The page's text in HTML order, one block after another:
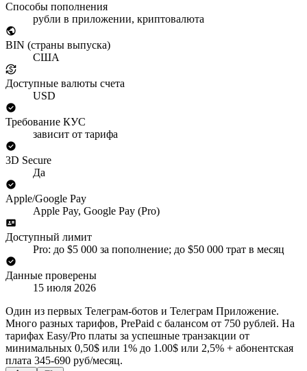
Способы пополнения
рубли в приложении, криптовалюта
BIN (страны выпуска)
США
Доступные валюты счета
USD
Требование КУС
зависит от тарифа
3D Secure
Да
Apple/Google Pay
Apple Pay, Google Pay (Pro)
Доступный лимит
Pro: до $5 000 за пополнение; до $50 000 трат в месяц
Данные проверены
15 июля 2026
Один из первых Телеграм-ботов и Телеграм Приложение.
Много разных тарифов, PrePaid c балансом от 750 рублей. На
тарифах Easy/Pro платы за успешные транзакции от
минимальных 0,50$ или 1% до 1.00$ или 2,5% + абонентская
плата 345-690 руб/месяц.